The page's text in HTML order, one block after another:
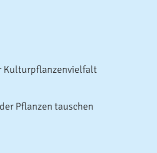
Kulturpflanzenvielfalt
Pflanzen tauschen